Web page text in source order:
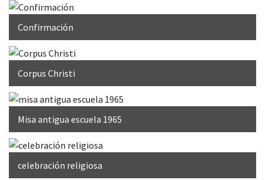
Confirmación
Corpus Christi
Misa antigua escuela 1965
celebración religiosa